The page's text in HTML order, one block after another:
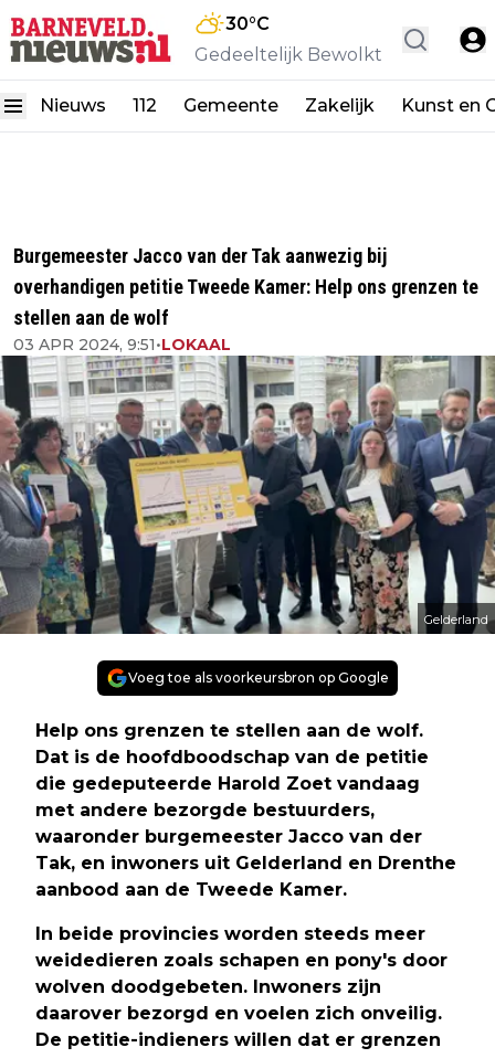
30°C
Gedeeltelijk Bewolkt
Nieuws 112 Gemeente Zakelijk Kunst en
Burgemeester Jacco van der Tak aanwezig bij
overhandigen petitie Tweede Kamer: Help ons grenzen te
stellen aan de wolf
03 APR 2024, 9:51•LOKAAL
Gelderland
Voeg toe als voorkeursbron op Google
Help ons grenzen te stellen aan de wolf.
Dat is de hoofdboodschap van de petitie
die gedeputeerde Harold Zoet vandaag
met andere bezorgde bestuurders,
waaronder burgemeester Jacco van der
Tak, en inwoners uit Gelderland en Drenthe
aanbood aan de Tweede Kamer.
In beide provincies worden steeds meer
weidedieren zoals schapen en pony's door
wolven doodgebeten. Inwoners zijn
daarover bezorgd en voelen zich onveilig.
De petitie-indieners willen dat er grenzen